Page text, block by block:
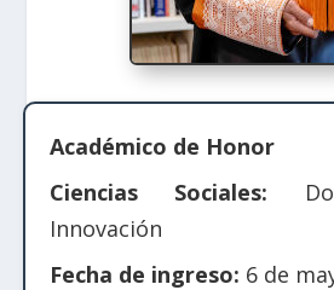
Académico de Honor
Ciencias Sociales:
Innovación
Fecha de ingreso: 6 de